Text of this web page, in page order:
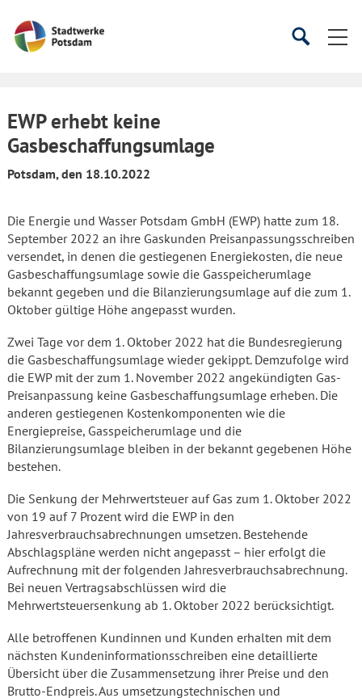
Startseite
SucheSuche
EWP erhebt keine
Gasbeschaffungsumlage
Potsdam, den 18.10.2022
Die Energie und Wasser Potsdam GmbH (EWP) hatte zum 18.
September 2022 an ihre Gaskunden Preisanpassungsschreiben
versendet, in denen die gestiegenen Energiekosten, die neue
Gasbeschaffungsumlage sowie die Gasspeicherumlage
bekannt gegeben und die Bilanzierungsumlage auf die zum 1.
Oktober gültige Höhe angepasst wurden.
Zwei Tage vor dem 1. Oktober 2022 hat die Bundesregierung
die Gasbeschaffungsumlage wieder gekippt. Demzufolge wird
die EWP mit der zum 1. November 2022 angekündigten Gas-
Preisanpassung keine Gasbeschaffungsumlage erheben. Die
anderen gestiegenen Kostenkomponenten wie die
Energiepreise, Gasspeicherumlage und die
Bilanzierungsumlage bleiben in der bekannt gegebenen Höhe
bestehen.
Die Senkung der Mehrwertsteuer auf Gas zum 1. Oktober 2022
von 19 auf 7 Prozent wird die EWP in den
Jahresverbrauchsabrechnungen umsetzen. Bestehende
Abschlagspläne werden nicht angepasst – hier erfolgt die
Aufrechnung mit der folgenden Jahresverbrauchs­abrechnung.
Bei neuen Vertragsabschlüssen wird die
Mehrwertsteuersenkung ab 1. Oktober 2022 berücksichtigt.
Alle betroffenen Kundinnen und Kunden erhalten mit dem
nächsten Kundeninformationsschreiben eine detaillierte
Übersicht über die Zusammensetzung ihrer Preise und den
Brutto-Endpreis. Aus umsetzungstechnischen und